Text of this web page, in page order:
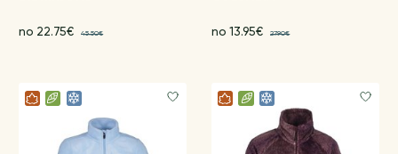
no 22.75€ 45.50€ no 13.95€ 27.90€